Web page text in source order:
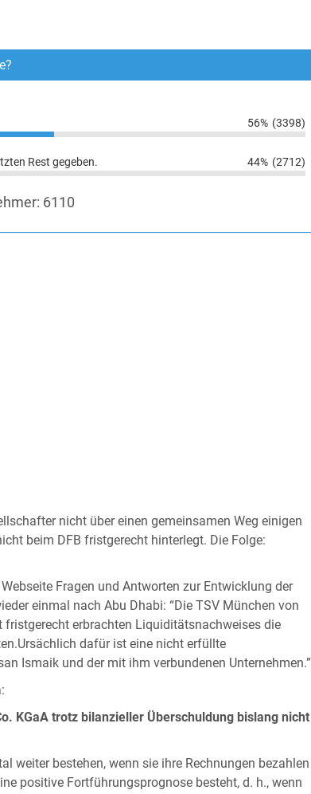
56% (3398)
Rest gegeben. 44% (2712)
6110
nicht über einen gemeinsamen Weg einigen
beim DFB fristgerecht hinterlegt. Die Folge:
Fragen und Antworten zur Entwicklung der
einmal nach Abu Dhabi: “Die TSV München von
fristgerecht erbrachten Liquiditätsnachweises die
dafür ist eine nicht erfüllte
Ismaik und der mit ihm verbundenen Unternehmen.”
KGaA trotz bilanzieller Überschuldung bislang nicht
weiter bestehen, wenn sie ihre Rechnungen bezahlen
positive Fortführungsprognose besteht, d. h., wenn